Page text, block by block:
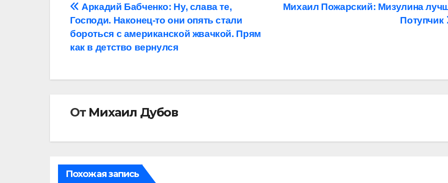
Навигация
по
записям
Михаил Пожарский: Мизулина
Потупчик
Аркадий Бабченко: Ну, слава те,
Господи. Наконец-то они опять стали
бороться с американской жвачкой. Прям
как в детство вернулся
От Михаил Дубов
Похожая запись